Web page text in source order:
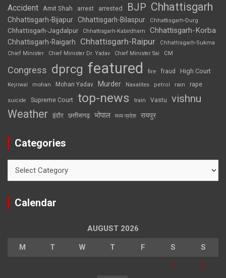
Accident Amit Shah arrest arrested BJP Chhattisgarh
Chhattisgarh-Bijapur Chhattisgarh-Bilaspur Chhattisgarh-Durg
Chhattisgarh-Jagdalpur Chhattisgarh-Kabirdham Chhattisgarh-Korba
Chhattisgarh-Raigarh Chhattisgarh-Raipur
Chhattisgarh-Sukma
Chief Minister
Chief Minister Dr. Yadav Chief Minister Sai CM
Congress dprcg featured fire fraud High Court
Kejriwal mohan Mohan Yadav Murder Naxalites petrol rain rape
suicide Supreme Court top-news train Vastu vishnu
Weather इंदौर छत्तीसगढ़ भोपाल मध्य प्रदेश रायपुर
Categories
Calendar
AUGUST 2026
M T W T F S S
1 2